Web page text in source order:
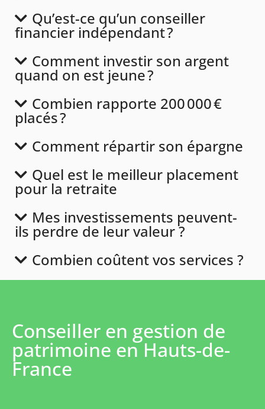
Qu’est-ce qu’un conseiller
financier indépendant ?
Comment investir son argent
quand on est jeune ?
Combien rapporte 200 000 €
placés ?
Comment répartir son épargne
Quel est le meilleur placement
pour la retraite
Mes investissements peuvent-
ils perdre de leur valeur ?
Combien coûtent vos services ?
Conseiller en gestion de
patrimoine en Hauts-de-
France